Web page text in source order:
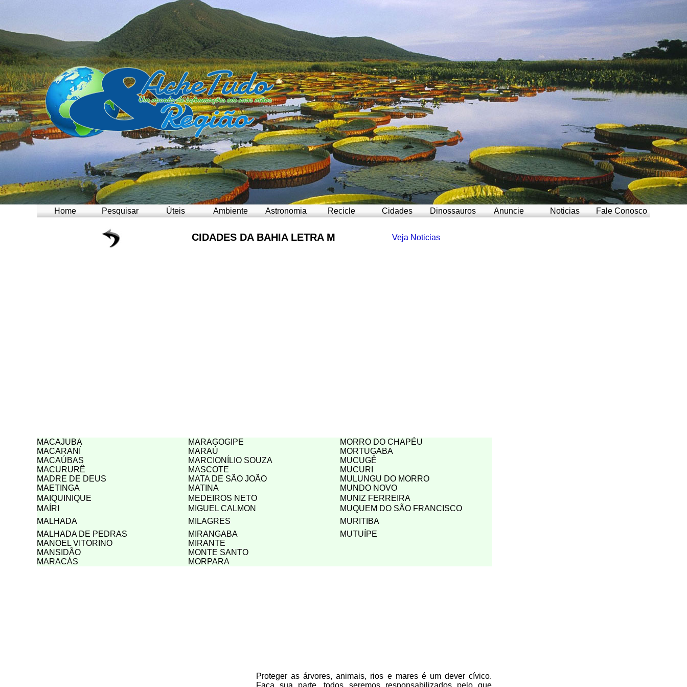
Home Pesquisar Úteis Ambiente Astronomia Recicle Cidades Dinossauros Anuncie Noticias Fale Conosco
CIDADES DA BAHIA LETRA M Veja Noticias
MACAJUBA MARAGOGIPE
MORRO DO CHAPÉU
MACARANÍ
MARAÚ
MORTUGABA
MACAÚBAS
MARCIONÍLIO SOUZA
MUCUGÊ
MACURURÊ
MASCOTE
MUCURI
MADRE DE DEUS
MATA DE SÃO JOÃO
MULUNGU DO MORRO
MAETINGA
MATINA
MUNDO NOVO
MAIQUINIQUE
MEDEIROS NETO
MUNIZ FERREIRA
MAÍRI
MIGUEL CALMON
MUQUEM DO SÃO FRANCISCO
MALHADA
MILAGRES
MURITIBA
MALHADA DE PEDRAS
MIRANGABA
MUTUÍPE
MANOEL VITORINO
MIRANTE
MANSIDÃO
MONTE SANTO
MARACÁS
MORPARA
Proteger as árvores, animais, rios e mares é um dever cívico.
Faça sua parte, todos seremos responsabilizados pelo que